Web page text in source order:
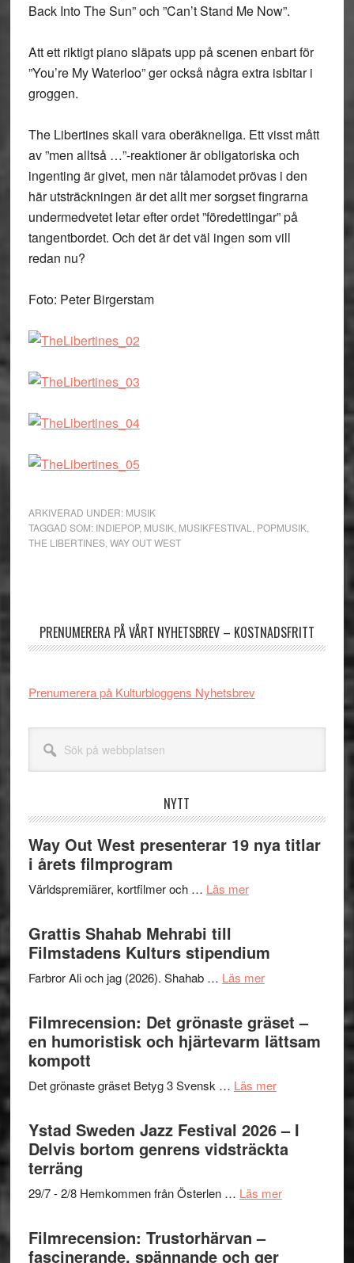
Back Into The Sun” och ”Can’t Stand Me Now”.
Att ett riktigt piano släpats upp på scenen enbart för
”You’re My Waterloo” ger också några extra isbitar i
groggen.
The Libertines skall vara oberäkneliga. Ett visst mått
av ”men alltså …”-reaktioner är obligatoriska och
ingenting är givet, men när tålamodet prövas i den
här utsträckningen är det allt mer sorgset fingrarna
undermedvetet letar efter ordet ”föredettingar” på
tangentbordet. Och det är det väl ingen som vill
redan nu?
Foto: Peter Birgerstam
ARKIVERAD UNDER: MUSIK
TAGGAD SOM: INDIEPOP, MUSIK, MUSIKFESTIVAL POPMUSIK,
THE LIBERTINES, WAY OUT WEST
PRENUMERERA PÅ VÅRT NYHETSBREV – KOSTNADSFRITT
Prenumerera på Kulturbloggens Nyhetsbrev
webbplatsen
NYTT
Way Out West presenterar 19 nya titlar
i årets filmprogram
Världspremiärer, kortfilmer och … Läs merom
presenterar
19
titlar
i
Grattis Shahab Mehrabi till
Filmstadens Kulturs stipendium
Farbror Ali och jag (2026). Shahab … Läs merom
Shahab
Mehrabi
till
Kulturs
Filmrecension: Det grönaste gräset –
en humoristisk och hjärtevarm lättsam
kompott
Det grönaste gräset Betyg 3 Svensk … Läs merom
Det
grönaste
gräset
en
hjärtevarm
Ystad Sweden Jazz Festival 2026 – I
Delvis bortom genrens vidsträckta
terräng
29/7 - 2/8 Hemkommen från Österlen … Läs merom
Filmrecension: Trustorhärvan –
fascinerande, spännande och ger